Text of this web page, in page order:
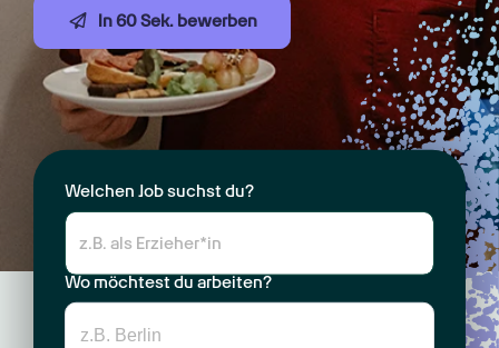
In 60 Sek. bewerben
Welchen Job suchst du?
Wo möchtest du arbeiten?